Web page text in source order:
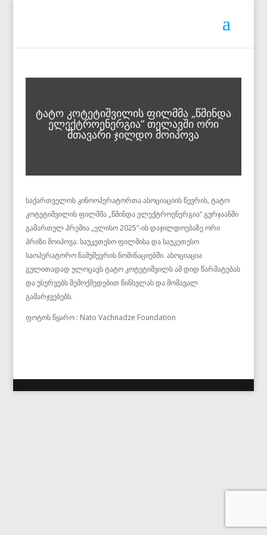
ტატო კოტეტიშვილის ფილმმა „წმინდა
ელექტროენერგია“ თელავში ორი
მთავარი ჯილდო მოიპოვა
საქართველოს კინოოპერატორთა ასოციაციის წევრის, ტატო
კოტეტიშვილის ფილმმა „წმინდა ელექტროენერგია“ გურჯაანში
გამართულ პრემია „ელისო 2025“-ის დაჯილდოებაზე ორი
პრიზი მოიპოვა: საუკეთესო ფილმისა და საუკეთესო
საოპერატორო ნამუშევრის ნომინაციებში. ასოციაცია
გულითადად ულოცავს ტატო კოტეტიშვილს ამ დიდ წარმატებას
და უსურვებს შემოქმედებით წინსვლას და მომავალ
გამარჯვებებს.
ფოტოს წყარო : Nato Vachnadze Foundation